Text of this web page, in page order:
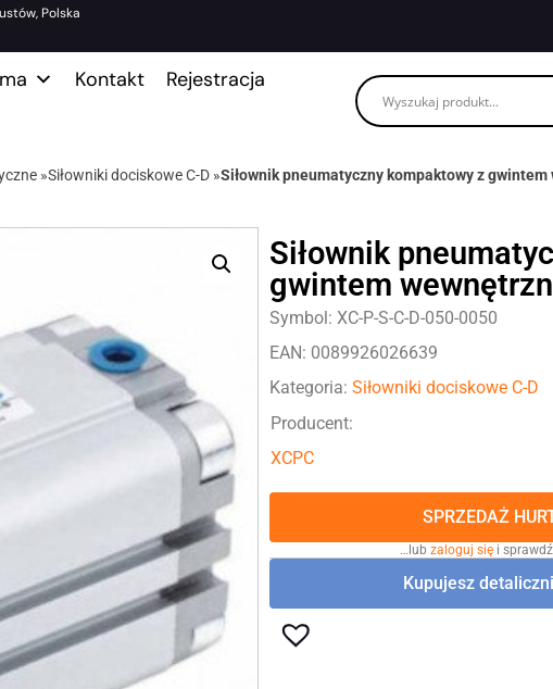
Polska
Kontakt
Rejestracja
»Siłowniki dociskowe C-D »Siłownik pneumatyczny kompaktowy z gwintem
Siłownik
gwintem
Symbol: XC-P-S-C-D-050-0050
EAN: 0089926026639
Kategoria: Siłowniki dociskowe C-D
Producent:
XCPC
SPRZEDAŻ
…lub zaloguj się i
Kupujesz